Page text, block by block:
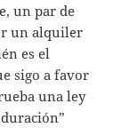
un par de
un alquiler
es el
sigo a favor
una ley